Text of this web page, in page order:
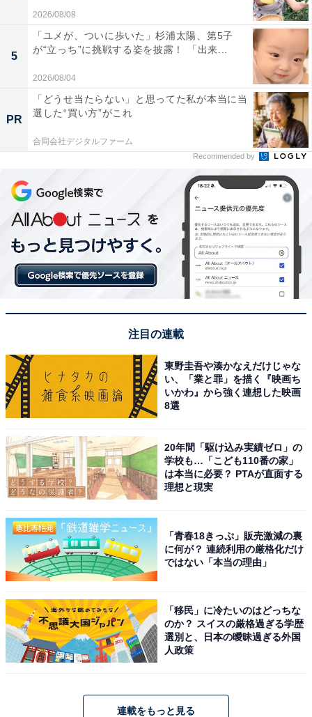
2026/08/08
5
「ユメが、ついに歩いた」杉浦太陽、第5子
が“立っち”に挑戦する姿を披露！ 「出来...
2026/08/04
PR
「どうせ当たらない」と思ってた私が本当に当
選した“買い方”がこれ
合同会社デジタルファーム
Recommended by
注目の連載
東野圭吾や湊かなえだけじゃな
い、「業と罪」を描く『映画ち
いかわ』から強く連想した映画
8選
20年間「駆け込み実績ゼロ」の
学校も…「こども110番の家」
は本当に必要？ PTAが直面する
理想と現実
「青春18きっぷ」販売激減の裏
に何が？ 連続利用の厳格化だけ
ではない「本当の理由」
「移民」に冷たいのはどっちな
のか？ スイスの厳格過ぎる学歴
選別と、日本の曖昧過ぎる外国
人政策
連載をもっと見る